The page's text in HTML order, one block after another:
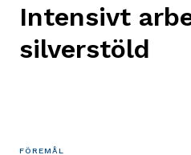
Intensivt
silverstöld
FÖREMÅL